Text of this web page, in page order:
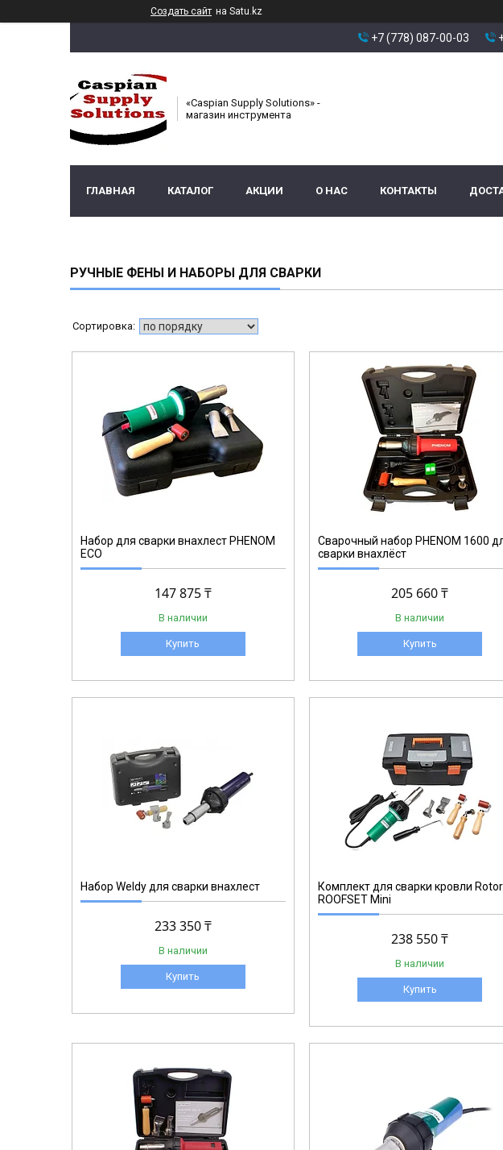
Создать сайт на Satu.kz
+7 (778) 087-00-03
«Caspian Supply Solutions» -
магазин инструмента
ГЛАВНАЯ КАТАЛОГ АКЦИИ О НАС КОНТАКТЫ
РУЧНЫЕ ФЕНЫ И НАБОРЫ ДЛЯ СВАРКИ
Набор для сварки внахлест PHENOM
ECO
147 875 ₸
В наличии
Купить
154.843
Сварочный набор PHENOM 1600
сварки внахлёст
205 660 ₸
В наличии
Купить
120.881
Набор Weldy для сварки внахлест
233 350 ₸
В наличии
Купить
Комплект для сварки кровли
ROOFSET Mini
238 550 ₸
В наличии
Купить
97200105